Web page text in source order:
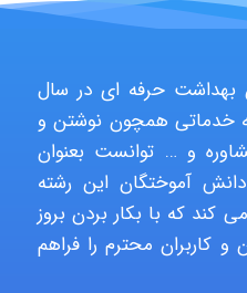
Hasan haghparast
shbnm72
Minoo1375
حرفه ای در سال
ارائه خدماتی همچون نوشتن و
و … توانست بعنوان
آموختگان این رشته
کند که با بکار بردن بروز
کاربران محترم را فراهم